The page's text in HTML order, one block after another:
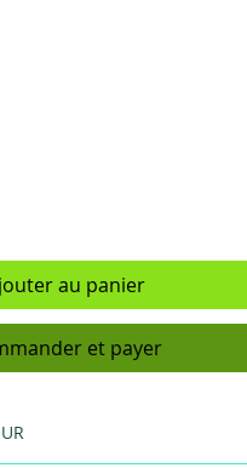
au panier
et payer